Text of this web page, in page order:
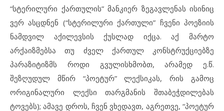
“სტერილური ქართულის” მანკიერ ზეგავლენას ისინიც
ვერ ასცდნენ (“სტერილური ქართული” ჩვენი პოეზიის
ნამდვილ აქილევსის ქუსლად იქცა. აქ მარტო
არქაიზმებსა თუ ძველ ქართულ კონსტრუქციებზე
პარაზიტიზმს როდი გვულისხმობთ, არამედ ე.წ.
შეზღუდულ მწირ “პოეტურ” ლექსიკას, რის გამოც
ორიგინალური ლექსი თარგმანის შთაბეჭდილებას
ტოვებს); ამავე დროს, ჩვენ ვხედავთ, აგრეთვე, “პოეტურ